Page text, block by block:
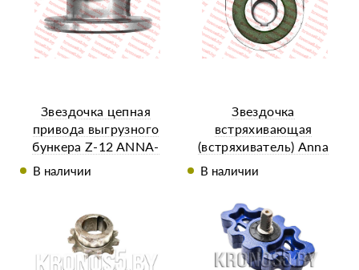
Звездочка цепная
привода выгрузного
бункера Z-12 ANNA-
В наличии
Звездочка
встряхивающая
(встряхиватель) Anna
В наличии